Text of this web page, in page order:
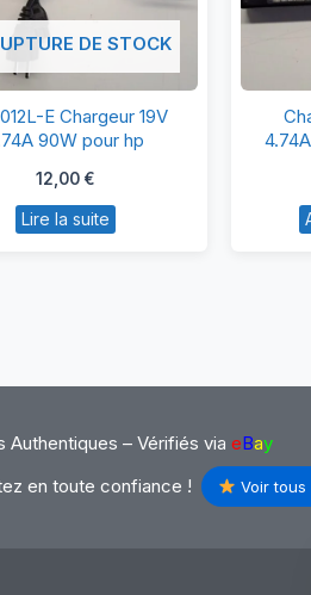
E
4.74A
DE STOCK
E Chargeur 19V
90W pour hp
12,00 €
Lire la suite
Authentiques – Vérifiés via eBay
en toute confiance !
Voir tous